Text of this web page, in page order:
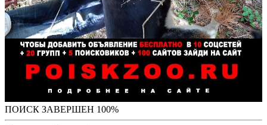
ПОИСК ЗАВЕРШЕН 100%